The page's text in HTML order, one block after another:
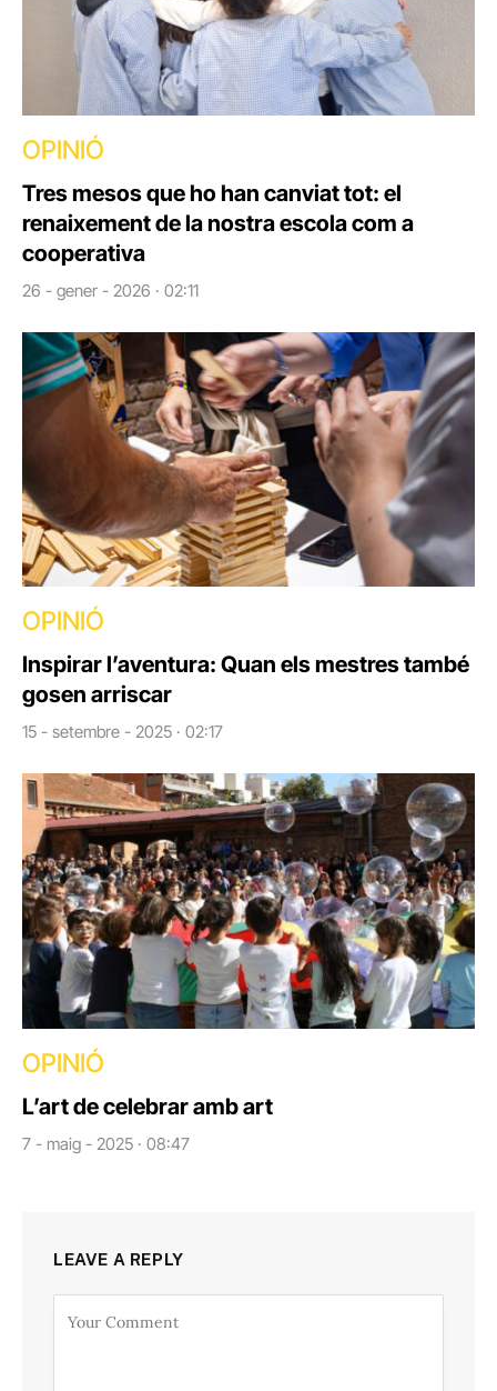
OPINIÓ
Tres mesos que ho han canviat tot: el
renaixement de la nostra escola com a
cooperativa
26 - gener - 2026 · 02:11
OPINIÓ
Inspirar l’aventura: Quan els mestres també
gosen arriscar
15 - setembre - 2025 · 02:17
OPINIÓ
L’art de celebrar amb art
7 - maig - 2025 · 08:47
LEAVE A REPLY